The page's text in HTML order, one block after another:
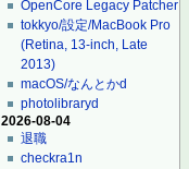
OpenCore Legacy Patcher
tokkyo/設定/MacBook Pro
(Retina, 13-inch, Late
2013)
macOS/なんとかd
photolibraryd
2026-08-04
退職
checkra1n